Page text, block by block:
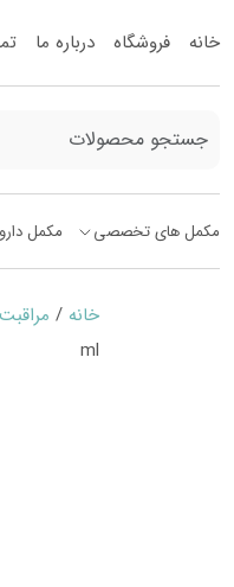
خانه فروشگاه درباره ما
مکمل های تخصصی مکمل
خانه /
ml